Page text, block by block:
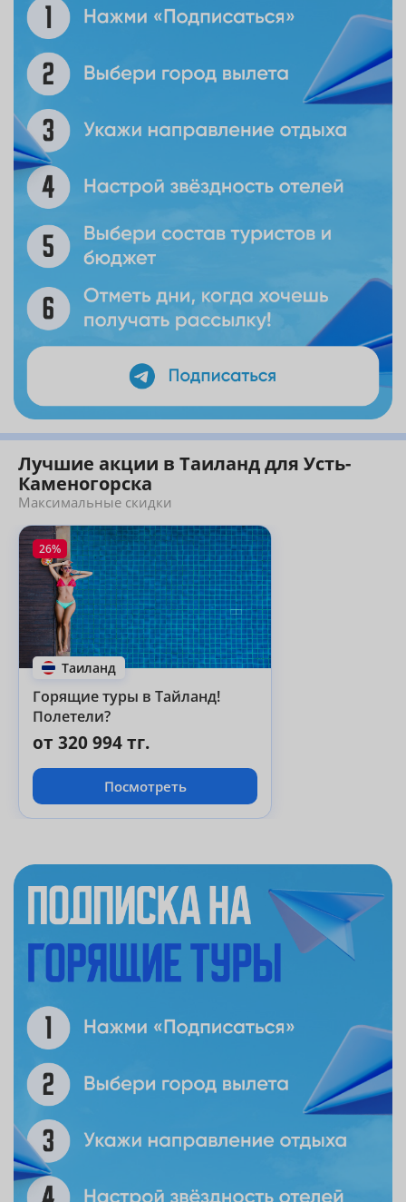
Лучшие акции в Таиланд для Усть-
Каменогорска
Максимальные скидки
26%
Таиланд
Горящие туры в Тайланд!
Полетели?
от 320 994 тг.
Посмотреть